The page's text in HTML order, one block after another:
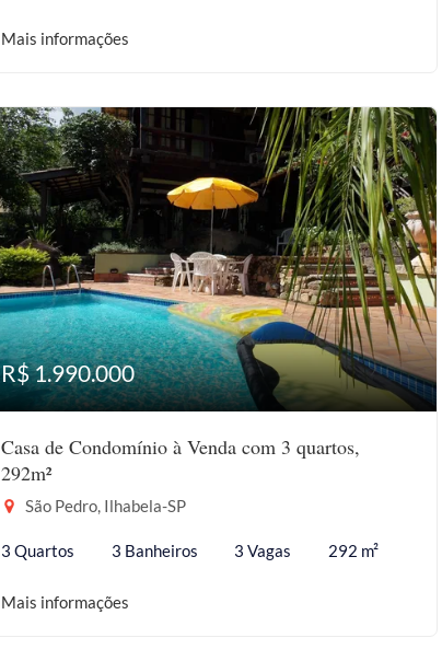
Mais informações
R$ 1.990.000
Casa de Condomínio à Venda com 3 quartos,
292m²
São Pedro, Ilhabela-SP
3 Quartos 3 Banheiros 3 Vagas 292 m²
Mais informações